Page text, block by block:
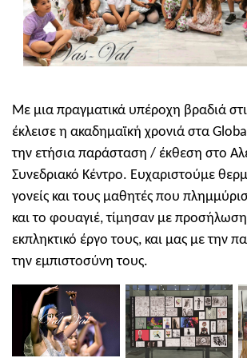
Με μια πραγματικά υπέροχη βραδιά
έκλεισε η ακαδημαϊκή χρονιά στα
την ετήσια παράσταση / έκθεση στο
Συνεδριακό Κέντρο. Ευχαριστούμε
γονείς και τους μαθητές που
και το φουαγιέ, τίμησαν με προσήλωση
εκπληκτικό έργο τους, και μας με την
την εμπιστοσύνη τους.